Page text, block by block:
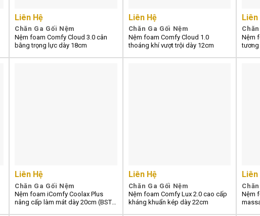
Chăn Ga Gối Nệm
Nệm foam Comfy Cloud 3.0 cân
bằng trọng lực dày 18cm
Liên Hệ
Chăn Ga Gối Nệm
Nệm foam Comfy Cloud 1.0
thoáng khí vượt trội dày 12cm
Liên Hệ
Nệm
tương
Liên
Chăn Ga Gối Nệm
Nệm foam iComfy Coolax Plus
nâng cấp làm mát dày 20cm (BST
Liên Hệ
Chăn Ga Gối Nệm
Nệm foam Comfy Lux 2.0 cao cấp
kháng khuẩn kép dày 22cm
Liên Hệ
Nệm
Liên